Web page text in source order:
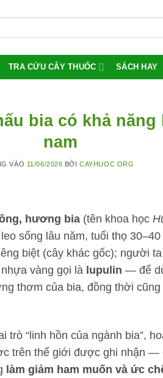
TRA CỨU CÂY THUỐC SÁCH HAY
bia có khả
nam
VÀO 11/06/2026 BỞICAYHUOC ORG
hương bia(tên khoa học
sống lâu năm, tuổi thọ
biệt (cây khác gốc); người
vàng gọi là lupulin — để
thơm của bia, đồng thời
“linh hồn của ngành bia”,
trên thế giới được ghi nhận —
làm giảm ham muốn và ức